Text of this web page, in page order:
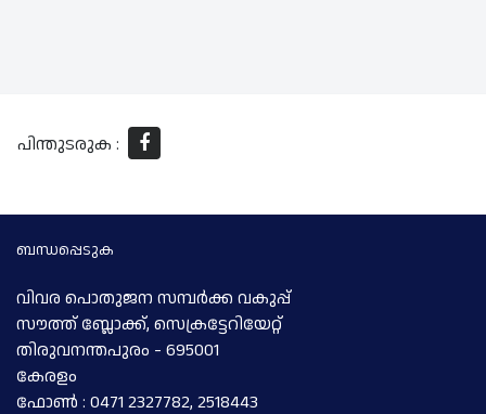
പിന്തുടരുക :
ബന്ധപ്പെടുക
വിവര പൊതുജന സമ്പര്‍ക്ക വകുപ്പ്
സൗത്ത് ബ്ലോക്ക്, സെക്രട്ടേറിയേറ്റ്
തിരുവനന്തപുരം - 695001
കേരളം
ഫോണ്‍ : 0471 2327782, 2518443